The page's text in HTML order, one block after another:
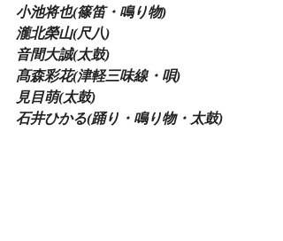
小池将也(篠笛・鳴り物)
瀧北榮山(尺八)
音間大誠(太鼓)
髙森彩花(津軽三味線・唄)
見目萌(太鼓)
石井ひかる(踊り・鳴り物・太鼓)